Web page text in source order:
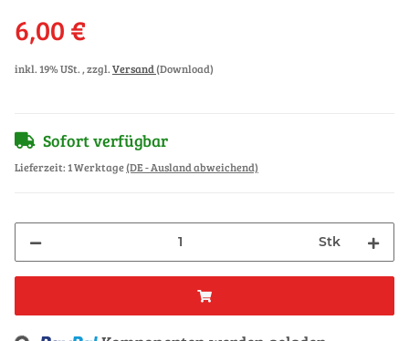
6,00 €
inkl. 19% USt. , zzgl.Versand (Download)
Sofort verfügbar
Lieferzeit:1 Werktage(DE - Ausland abweichend)
Stk